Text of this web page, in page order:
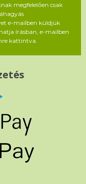
megfelelően csak
e-mailben küldjük
írásban, e-mailben
kattintva.